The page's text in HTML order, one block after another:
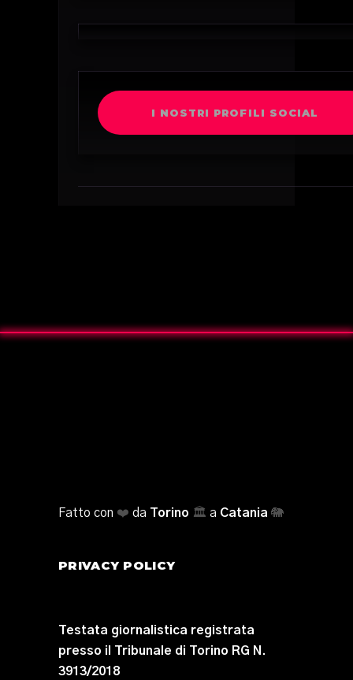
I NOSTRI PROFILI SOCIAL
Fatto con ❤️ da Torino 🏛️ a Catania 🐘
PRIVACY POLICY
Testata giornalistica registrata
presso il Tribunale di Torino RG N.
3913/2018